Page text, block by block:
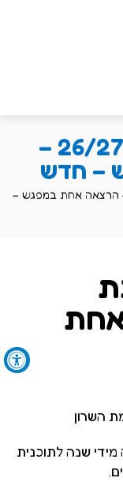
מכללת יום ב' -שנת 26/27 –
– חדש
יום ב' -שנת 26/27 – הרצאה אחת במפגש –
אחת
שנה לתוכנית